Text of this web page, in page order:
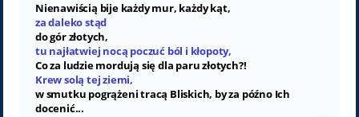
Nienawiścią bije każdy mur, każdy kąt,
za daleko stąd
do gór złotych,
tu najłatwiej nocą poczuć ból i kłopoty,
Co za ludzie mordują się dla paru złotych?!
Krew solą tej ziemi,
w smutku pogrążeni tracą Bliskich, by za późno Ich
docenić...